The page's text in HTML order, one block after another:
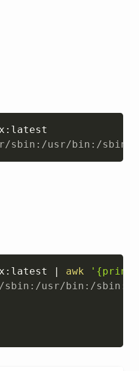
usr/bin:/sbin:/bin
| awk '{print
sbin:/usr/bin:/sbin:/
Copy